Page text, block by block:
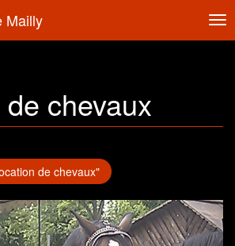
Mailly
chevaux
de chevaux"